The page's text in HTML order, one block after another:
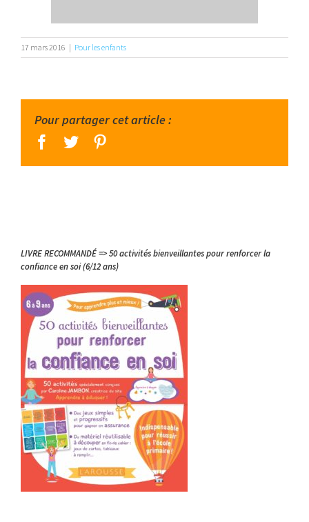
17 mars 2016 | Pour les enfants
Pour partager cet article :
facebook
twitter
LIVRE RECOMMANDÉ => 50 activités bienveillantes pour renforcer la
confiance en soi (6/12 ans)